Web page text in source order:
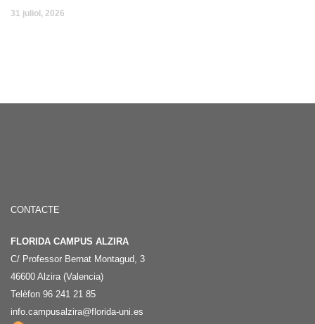
31 juliol, 2026
CONTACTE
FLORIDA CAMPUS ALZIRA
C/ Professor Bernat Montagud, 3
46600 Alzira (Valencia)
Telèfon 96 241 21 85
info.campusalzira@florida-uni.es